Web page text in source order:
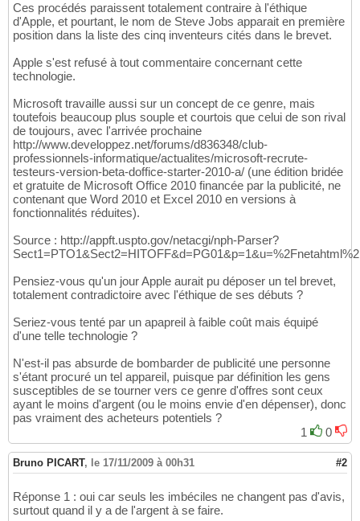
Ces procédés paraissent totalement contraire à l'éthique
d'Apple, et pourtant, le nom de Steve Jobs apparait en première
position dans la liste des cinq inventeurs cités dans le brevet.
Apple s'est refusé à tout commentaire concernant cette
technologie.
Microsoft travaille aussi sur un concept de ce genre, mais
toutefois beaucoup plus souple et courtois que celui de son rival
de toujours, avec l'arrivée prochaine
http://www.developpez.net/forums/d836348/club-
professionnels-informatique/actualites/microsoft-recrute-
testeurs-version-beta-doffice-starter-2010-a/ (une édition bridée
et gratuite de Microsoft Office 2010 financée par la publicité, ne
contenant que Word 2010 et Excel 2010 en versions à
fonctionnalités réduites).
Source : http://appft.uspto.gov/netacgi/nph-Parser?
Pensiez-vous qu'un jour Apple aurait pu déposer un tel brevet,
totalement contradictoire avec l'éthique de ses débuts ?
Seriez-vous tenté par un apapreil à faible coût mais équipé
d'une telle technologie ?
N'est-il pas absurde de bombarder de publicité une personne
s'étant procuré un tel appareil, puisque par définition les gens
susceptibles de se tourner vers ce genre d'offres sont ceux
ayant le moins d'argent (ou le moins envie d'en dépenser), donc
pas vraiment des acheteurs potentiels ?
1
0
Bruno PICART, le 17/11/2009 à 00h31 #2
Réponse 1 : oui car seuls les imbéciles ne changent pas d'avis,
surtout quand il y a de l'argent à se faire.